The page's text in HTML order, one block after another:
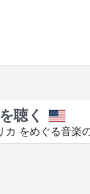
聴く
をめぐる音楽